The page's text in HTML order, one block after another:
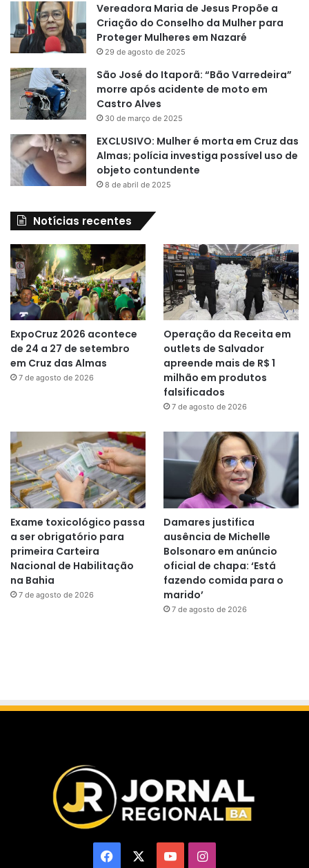
Vereadora Maria de Jesus Propõe a
Criação do Conselho da Mulher para
Proteger Mulheres em Nazaré
29 de agosto de 2025
São José do Itaporã: “Bão Varredeira”
morre após acidente de moto em
Castro Alves
30 de março de 2025
EXCLUSIVO: Mulher é morta em Cruz das
Almas; polícia investiga possível uso de
objeto contundente
8 de abril de 2025
Notícias recentes
ExpoCruz 2026 acontece
de 24 a 27 de setembro
em Cruz das Almas
7 de agosto de 2026
Operação da Receita em
outlets de Salvador
apreende mais de R$ 1
milhão em produtos
falsificados
7 de agosto de 2026
Exame toxicológico passa
a ser obrigatório para
primeira Carteira
Nacional de Habilitação
na Bahia
7 de agosto de 2026
Damares justifica
ausência de Michelle
Bolsonaro em anúncio
oficial de chapa: ‘Está
fazendo comida para o
marido’
7 de agosto de 2026
Facebook YouTubeInstagram